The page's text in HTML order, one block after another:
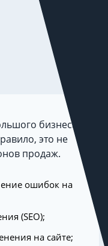
бизнеса
это не
продаж.
ошибок на
(SEO);
на сайте;